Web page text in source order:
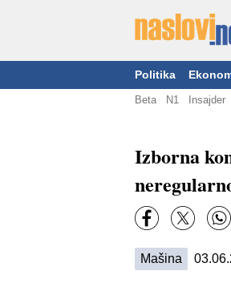
Politika
Beta N1 Insajder
Izborna
Mašina